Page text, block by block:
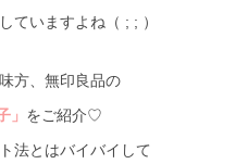
ていますよね（ ; ; ）
方、無印良品の
」 をご紹介♡
法とはバイバイして